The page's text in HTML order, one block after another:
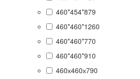
460*454*879
460*460*1260
460*460*770
460*460*910
460х460х790